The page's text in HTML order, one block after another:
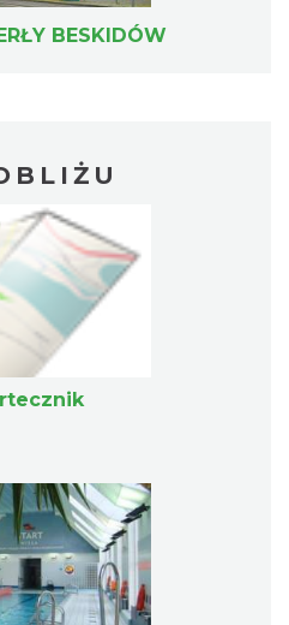
BESKIDÓW